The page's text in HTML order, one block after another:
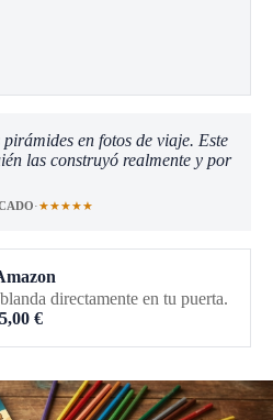
en fotos de viaje. Este
las construyó realmente y por
·★★★★★
directamente en tu puerta.
€